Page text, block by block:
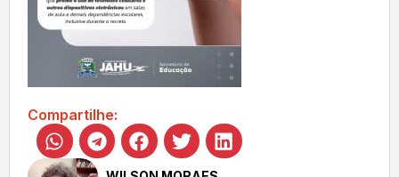
Compartilhe: